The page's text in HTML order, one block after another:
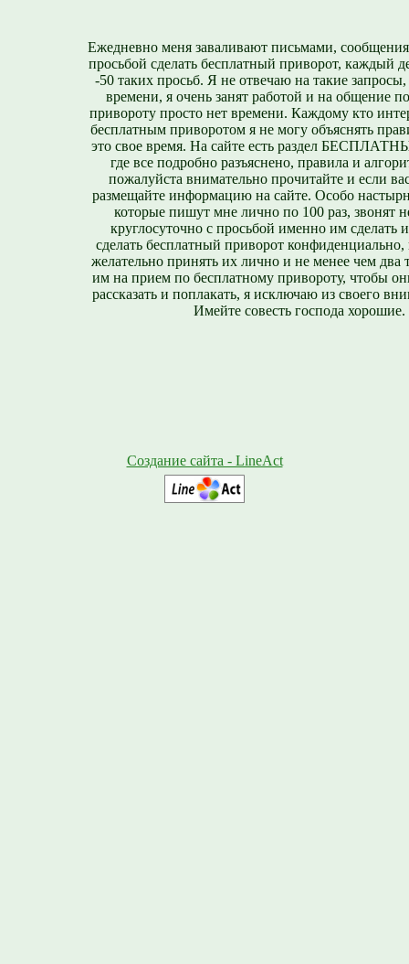
Ежедневно меня заваливают письмами,
просьбой сделать бесплатный приворот, каждый
-50 таких просьб. Я не отвечаю на такие
времени, я очень занят работой и на общение
привороту просто нет времени. Каждому кто
бесплатным приворотом я не могу объяснять
это свое время. На сайте есть раздел
где все подробно разъяснено, правила и
пожалуйста внимательно прочитайте и если
размещайте информацию на сайте. Особо
которые пишут мне лично по 100 раз, звонят
круглосуточно с просьбой именно им сделать
сделать бесплатный приворот конфиденциально,
желательно принять их лично и не менее чем два
им на прием по бесплатному привороту, чтобы
рассказать и поплакать, я исключаю из своего
Имейте совесть господа хорошие.
Создание сайта - LineAct